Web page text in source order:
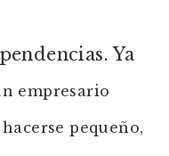
Ya
empresario
pequeño,